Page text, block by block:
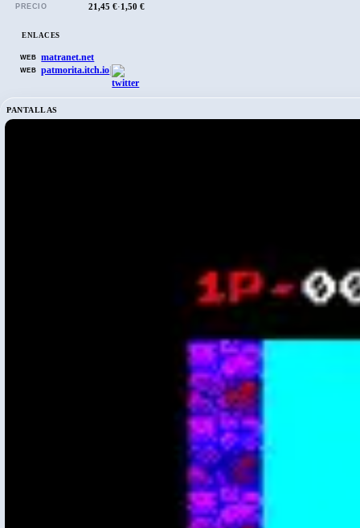
PANTALLAS
PRECIO 21,45 €·1,50 €
ENLACES
WEB matranet.net
WEB patmorita.itch.io